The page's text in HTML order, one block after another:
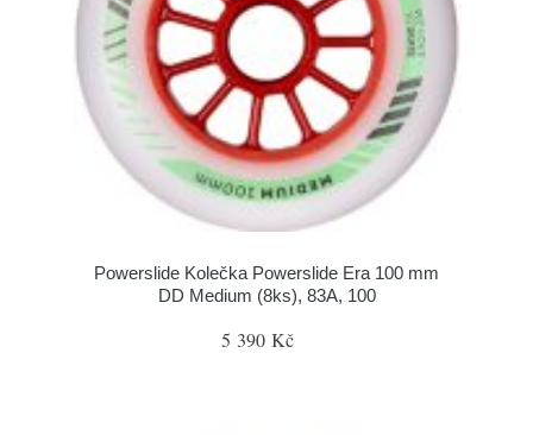
Powerslide Kolečka Powerslide Era 100 mm
DD Medium (8ks), 83A, 100
5 390 Kč